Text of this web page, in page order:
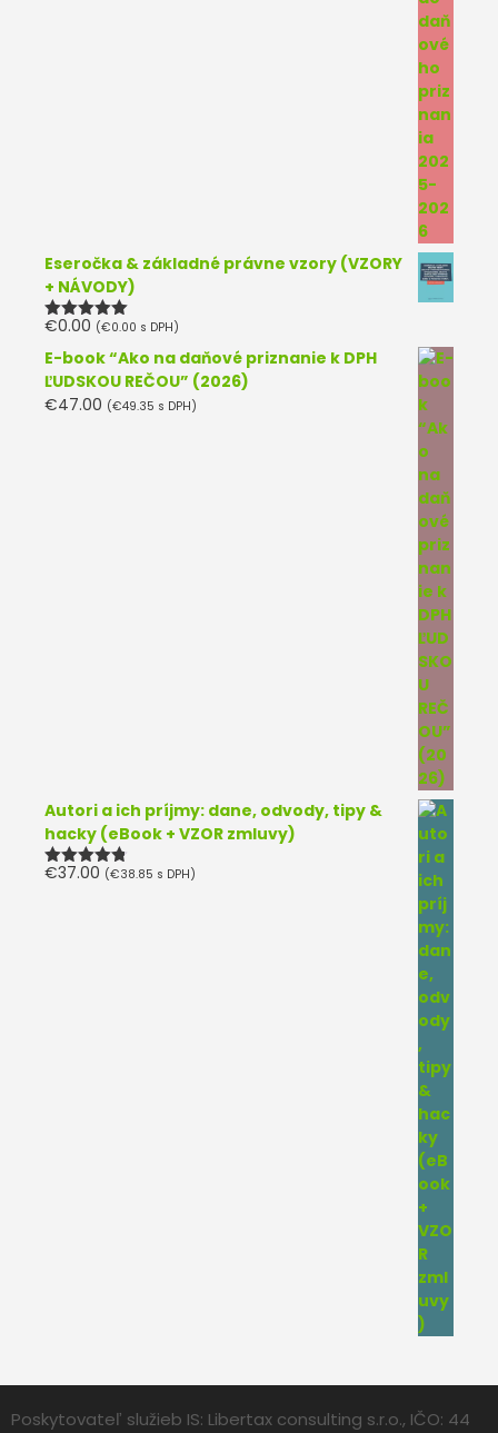
Eseročka & základné právne vzory (VZORY
+ NÁVODY)
Hodnotenie
€0.00 (€0.00 s DPH)
E-book “Ako na daňové priznanie k DPH
ĽUDSKOU REČOU” (2026)
€47.00 (€49.35 s DPH)
Autori a ich príjmy: dane, odvody, tipy &
hacky (eBook + VZOR zmluvy)
Hodnotenie
€37.00 (€38.85 s DPH)
Poskytovateľ služieb IS: Libertax consulting s.r.o., IČO: 44